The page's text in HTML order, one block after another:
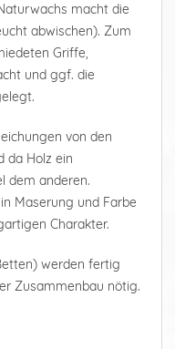
macht die
abwischen). Zum
Griffe,
und ggf. die
von den
da Holz ein
dem anderen.
Maserung und Farbe
Charakter.
werden fertig
Zusammenbau nötig.